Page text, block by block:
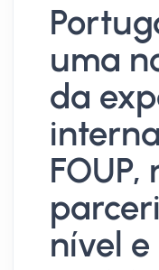
uma
da
nível e